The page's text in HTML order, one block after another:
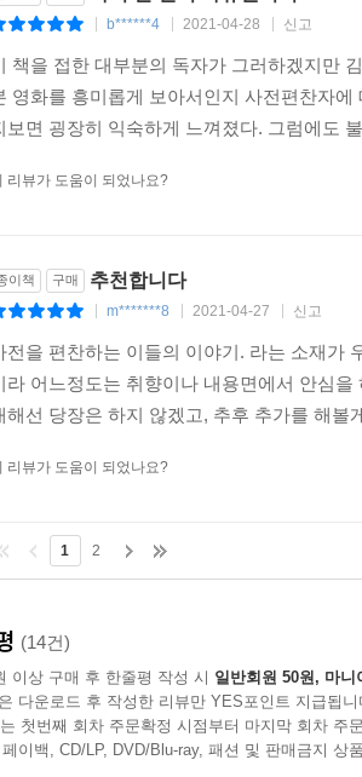
b******4 2021-04-28 신고
책을 접한 대부분의 독자가 그러하겠지만
영화를 흥미롭게 보아서인지 사전편찬자
보면 굉장히 익숙하게 느껴졌다. 그럼에도
리뷰가 도움이 되었나요?
이책 구매 추천합니다
m*******8 2021-04-27 신고
전을 편찬하는 이들의 이야기. 라는 소재가
라 어느정도는 취향이나 내용면에서 안심
해선 당장은 하지 않겠고, 추후 추가를 해
리뷰가 도움이 되었나요?
1 2
(14건)
이상 구매 후 한줄평 작성 시 일반회원 50원, 마니
다운로드 후 작성한 리뷰만 YES포인트 지급됩니
첫번째 회차 주문확정 시점부터 마지막 회차 주
이백, CD/LP, DVD/Blu-ray, 패션 및 판매금지 상